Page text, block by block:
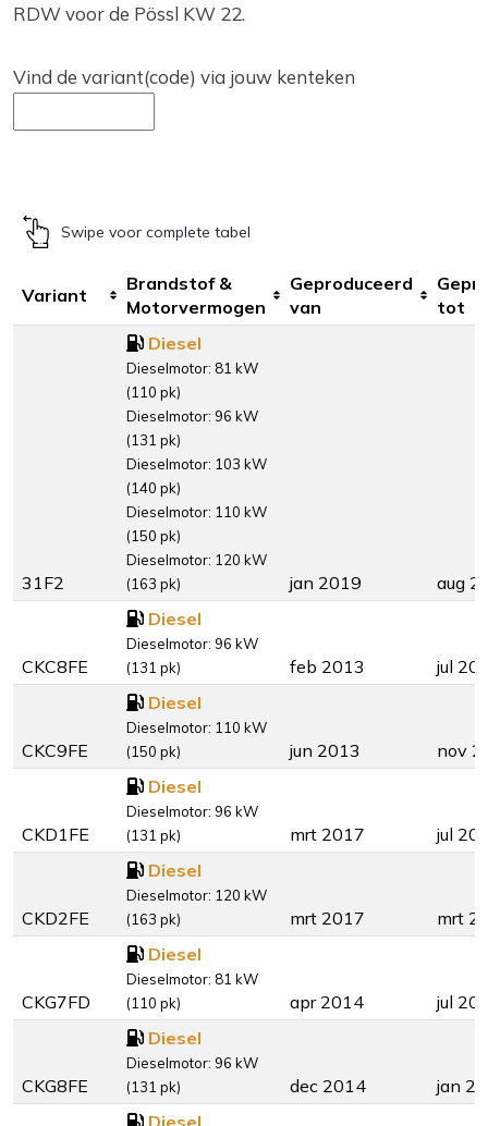
RDW voor de Pössl KW 22.
Vind de variant(code) via jouw kenteken
Swipe voor complete tabel
Variant
Brandstof &
Motorvermogen
Geproduceerd
van
tot
31F2
Diesel
Dieselmotor: 81 kW
(110 pk)
Dieselmotor: 96 kW
(131 pk)
Dieselmotor: 103 kW
(140 pk)
Dieselmotor: 110 kW
(150 pk)
Dieselmotor: 120 kW
(163 pk)
jan 2019 aug
CKC8FE
Diesel
Dieselmotor: 96 kW
(131 pk)
feb 2013 jul
CKC9FE
Diesel
Dieselmotor: 110 kW
(150 pk)
jun 2013 nov
CKD1FE
Diesel
Dieselmotor: 96 kW
(131 pk)
mrt 2017 jul
CKD2FE
Diesel
Dieselmotor: 120 kW
(163 pk)
mrt 2017 mrt
CKG7FD
Diesel
Dieselmotor: 81 kW
(110 pk)
apr 2014 jul
CKG8FE
Diesel
Dieselmotor: 96 kW
(131 pk)
dec 2014 jan